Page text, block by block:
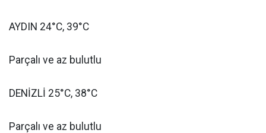
AYDIN 24°C, 39°C
Parçalı ve az bulutlu
DENİZLİ 25°C, 38°C
Parçalı ve az bulutlu